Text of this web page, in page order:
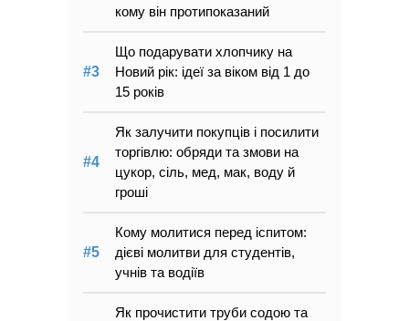
кому він протипоказаний
Що подарувати хлопчику на
Новий рік: ідеї за віком від 1 до
15 років
Як залучити покупців і посилити
торгівлю: обряди та змови на
цукор, сіль, мед, мак, воду й
гроші
Кому молитися перед іспитом:
дієві молитви для студентів,
учнів та водіїв
Як прочистити труби содою та